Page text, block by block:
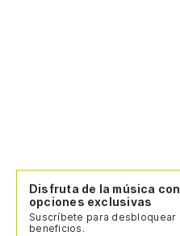
Disfruta de la música con
opciones exclusivas
Suscríbete para desbloquear
beneficios.